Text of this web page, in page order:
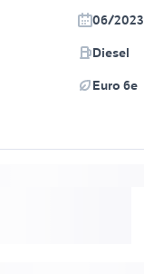
06/2023
Diesel
Euro 6e